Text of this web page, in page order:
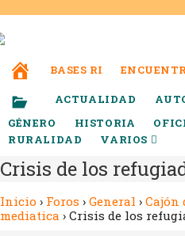
BASES RI
ACTUALIDAD
GÉNERO
HISTORIA
RURALIDAD
VARIOS
Crisis de los
Inicio › Foros › General › Cajón
mediatica › Crisis de los